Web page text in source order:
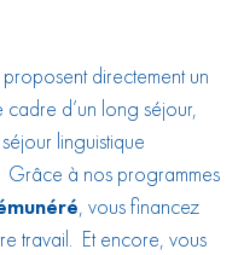
directement un
d’un long séjour,
linguistique
Grâce à nos programmes
, vous financez
travail. Et encore, vous